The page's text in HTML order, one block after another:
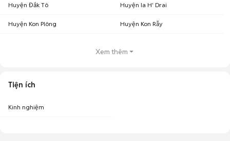
Huyện Đắk Tô Huyện Ia H' Drai
Huyện Kon Plông Huyện Kon Rẫy
Xem thêm
Tiện ích
Kinh nghiệm